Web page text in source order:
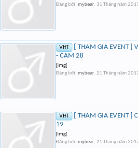
Đăng bởi: mybear, 31 Tháng năm
VHT
[ THAM GIA EVENT ]
- CAM 28
[img]
Đăng bởi: mybear, 21 Tháng năm
VHT
[ THAM GIA EVENT ]
19
[img]
Đăng bởi: mybear, 21 Tháng năm